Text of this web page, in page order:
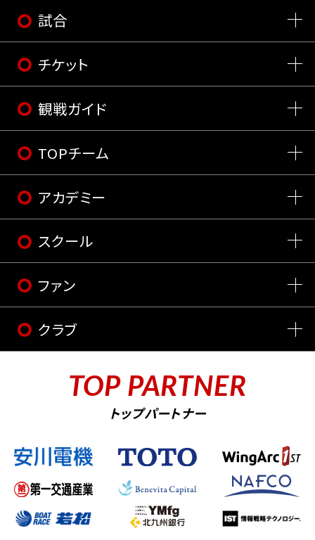
試合
チケット
観戦ガイド
TOPチーム
アカデミー
スクール
ファン
クラブ
TOP PARTNER
トップパートナー